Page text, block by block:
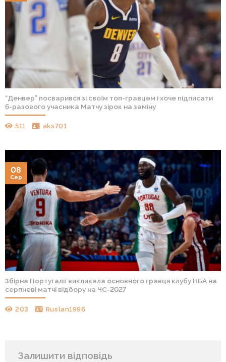
“Денвер” посварився зі своїм топ-гравцем і хоче підписати
6-разового учасника Матчу зірок на заміну
511 aks701
Збірна Португалії викликала основного гравця клубу НБА на
серпневі матчі відбору на ЧС-2027
203 Ruslan1996
08
Сер
Залишити відповідь